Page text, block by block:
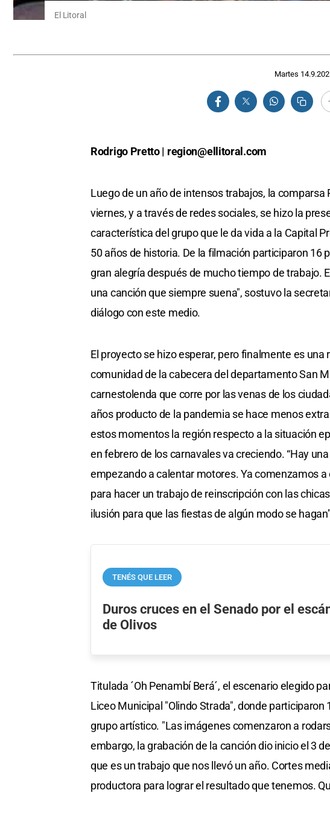
El Litoral
Martes
Rodrigo Pretto | region@ellitoral.com
Luego de un año de intensos trabajos, la
viernes, y a través de redes sociales, se hizo la
característica del grupo que le da vida a la Capital
50 años de historia. De la filmación participaron 16
gran alegría después de mucho tiempo de trabajo.
una canción que siempre suena", sostuvo la
diálogo con este medio.
El proyecto se hizo esperar, pero finalmente es
comunidad de la cabecera del departamento San
carnestolenda que corre por las venas de los
años producto de la pandemia se hace menos
estos momentos la región respecto a la situación
en febrero de los carnavales va creciendo. “Hay
empezando a calentar motores. Ya comenzamos
para hacer un trabajo de reinscripción con las
ilusión para que las fiestas de algún modo se
TENÉS QUE LEER
Duros cruces en el Senado por el
de Olivos
Titulada ´Oh Penambí Berá´, el escenario elegido
Liceo Municipal "Olindo Strada", donde
grupo artístico. "Las imágenes comenzaron a
embargo, la grabación de la canción dio inicio el 3
que es un trabajo que nos llevó un año. Cortes
productora para lograr el resultado que tenemos.